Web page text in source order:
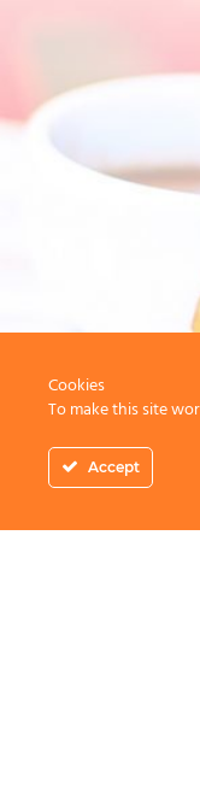
Cookies
To make this site
Accept